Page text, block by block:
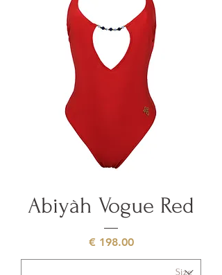
Abiyàh Vogue Red
السعر‏198.00 €